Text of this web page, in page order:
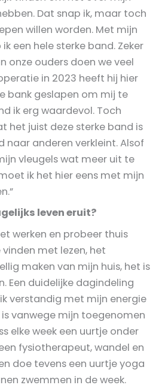
Dat snap ik, maar toch
willen worden. Met mijn
een hele sterke band. Zeker
onze ouders doen we veel
in 2023 heeft hij hier
bank geslapen om mij te
ik erg waardevol. Toch
het juist deze sterke band is
naar anderen verkleint. Alsof
vleugels wat meer uit te
ik het hier eens met mijn
leven eruit?
werken en probeer thuis
met lezen, het
maken van mijn huis, het is
Een duidelijke dagindeling
verstandig met mijn energie
vanwege mijn toegenomen
elke week een uurtje onder
fysiotherapeut, wandel en
doe tevens een uurtje yoga
zwemmen in de week.